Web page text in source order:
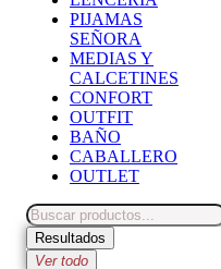
PIJAMAS
SEÑORA
MEDIAS Y
CALCETINES
CONFORT
OUTFIT
BAÑO
CABALLERO
OUTLET
Search
...Resultados
Ver todo